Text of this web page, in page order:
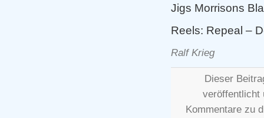
Jigs Morrisons
Reels: Repeal –
Ralf Krieg
Dieser
veröffentlicht
Kommentare zu